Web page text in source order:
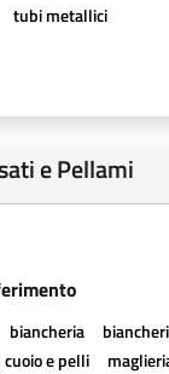
tubi metallici
e Pellami
biancheria
cuoio e pelli